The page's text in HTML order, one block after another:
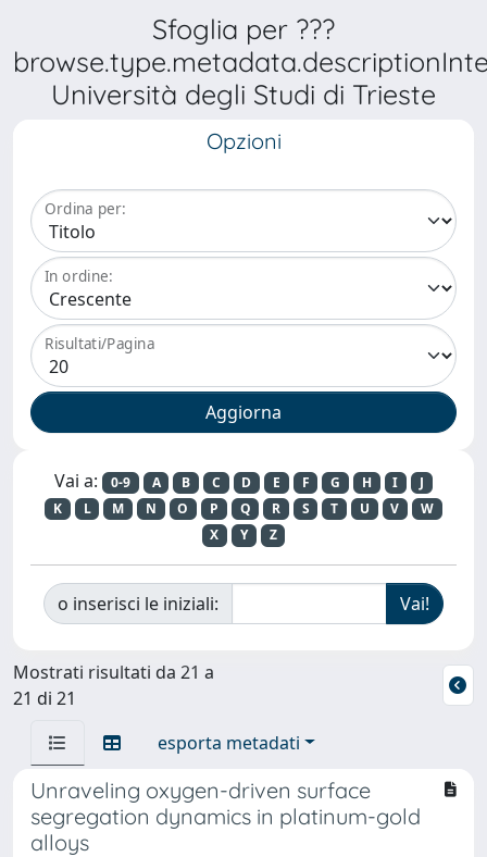
Sfoglia per ???
Università degli Studi di Trieste
Opzioni
Ordina per:
In ordine:
Risultati/Pagina
Vai a: 0-9 A B C D E F G H I
J
K
L M N O P Q R S T U V
W
X
Y Z
o inserisci le iniziali:
Mostrati risultati da 21 a
21 di 21
esporta metadati
Unraveling oxygen-driven surface
segregation dynamics in platinum-gold
alloys